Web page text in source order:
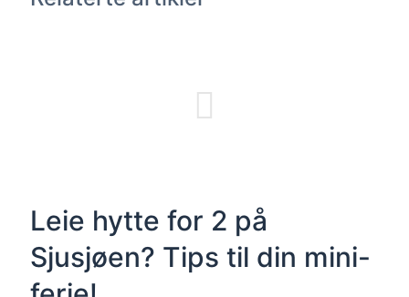
Leie hytte for 2 på
Sjusjøen? Tips til din mini-